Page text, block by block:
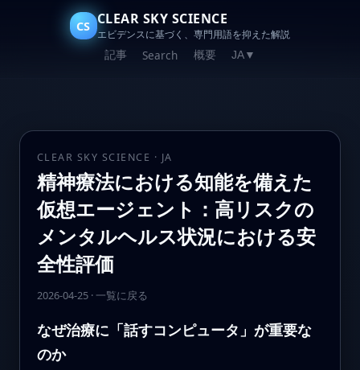
CS CLEAR SKY SCIENCE
エビデンスに基づく、専門用語を抑えた解説
記事 Search 概要 JA▼
CLEAR SKY SCIENCE · JA
精神療法における知能を備えた
仮想エージェント：高リスクの
メンタルヘルス状況における安
全性評価
2026-04-25· 一覧に戻る
なぜ治療に「話すコンピュータ」が重要な
のか